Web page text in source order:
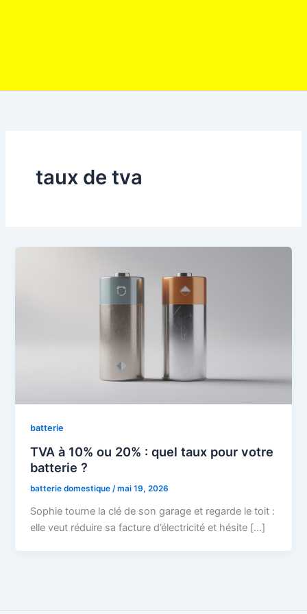
taux de tva
batterie
TVA à 10% ou 20% : quel taux pour votre
batterie ?
batterie domestique/mai 19, 2026
Sophie tourne la clé de son garage et regarde le toit :
elle veut réduire sa facture d’électricité et hésite […]